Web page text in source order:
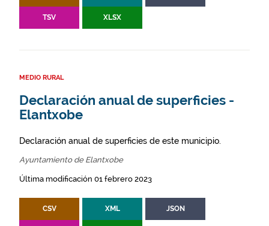
TSV XLSX
MEDIO RURAL
Declaración anual de superficies -
Elantxobe
Declaración anual de superficies de este municipio.
Ayuntamiento de Elantxobe
Última modificación 01 febrero 2023
CSV XML JSON